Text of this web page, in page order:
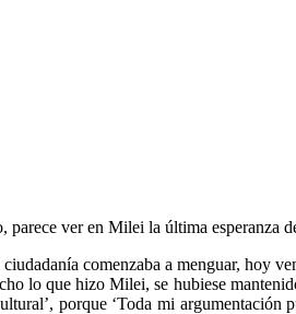
parece ver en Milei la última esperanza
comenzaba a menguar, hoy
lo que hizo Milei, se hubiese
porque ‘Toda mi